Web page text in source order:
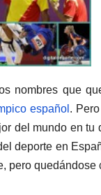
nombres que
español .
del mundo en tu
deporte en
pero quedándose